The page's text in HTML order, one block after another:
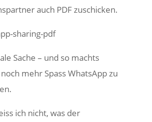
auch PDF zuschicken.
Sache – und so machts
mehr Spass WhatsApp zu
ich nicht, was der